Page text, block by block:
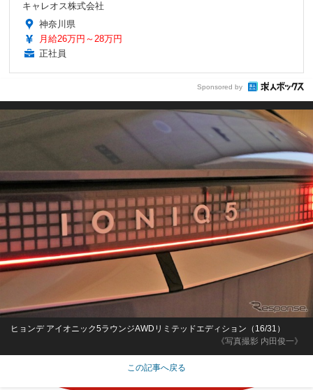
キャレオス株式会社
神奈川県
月給26万円～28万円
正社員
Sponsored by
《写真撮影 内田俊一》
ヒョンデ アイオニック5ラウンジAWDリミテッドエディション（16/31）
この記事へ戻る